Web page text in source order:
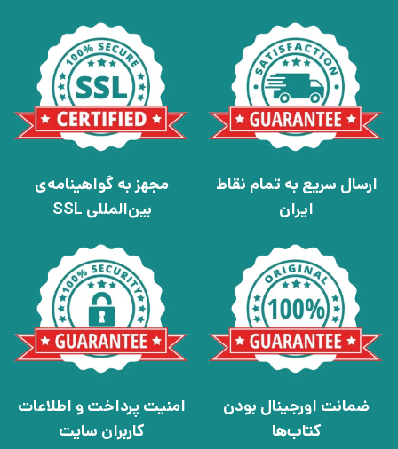
ارسال سریع به تمام نقاط
ایران
مجهز به گواهینامه‌ی
بین‌المللی SSL
ضمانت اورجینال بودن
کتاب‌ها
امنیت پرداخت و اطلاعات
کاربران سایت